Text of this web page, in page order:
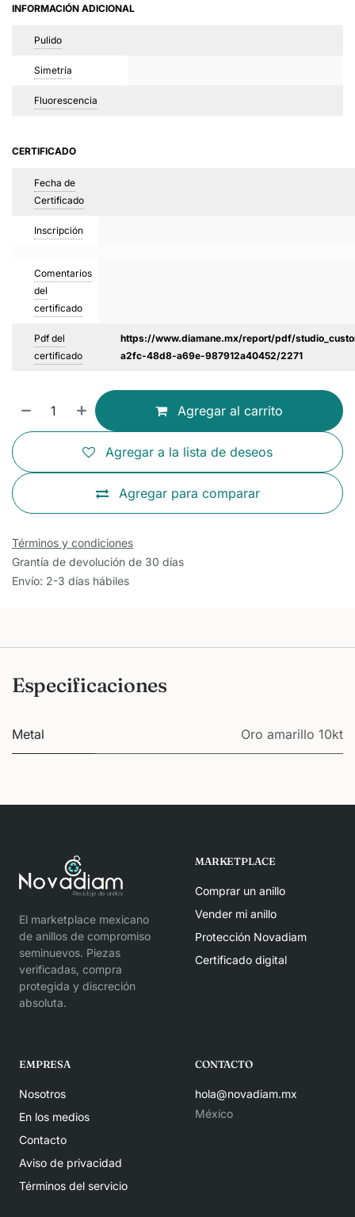
INFORMACIÓN ADICIONAL
Pulido
Simetría
Fluorescencia
CERTIFICADO
Fecha de
Certificado
Inscripción
Comentarios
del
certificado
Pdf del
certificado
https://www.diamane.mx/report/pdf/
a2fc-48d8-a69e-987912a40452/2271
Agregar al carrito
Agregar para comparar
Agregar a la lista de deseos
Términos y condiciones
Grantía de devolución de 30 días
Envío: 2-3 días hábiles
Especificaciones
Metal Oro amarillo 10kt
El marketplace mexicano
de anillos de compromiso
seminuevos. Piezas
verificadas, compra
protegida y discreción
absoluta.
MARKETPLACE
Comprar un anillo
Vender mi anillo
Protección Novadiam
Certificado digital
EMPRESA
Nosotros
En los medios
Contacto
Aviso de privacidad
Términos del servicio
CONTACTO
hola@novadiam.mx
México